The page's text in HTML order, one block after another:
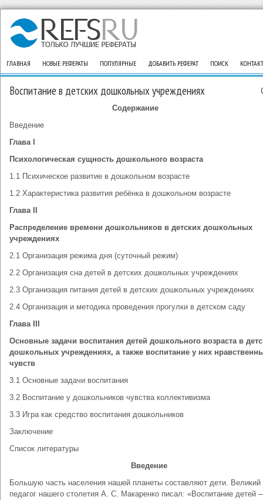
ГЛАВНАЯ НОВЫЕ РЕФЕРАТЫ ПОПУЛЯРНЫЕ ДОБАВИТЬ РЕФЕРАТ ПОИСК
Воспитание в детских дошкольных учреждениях
Содержание
Введение
Глава
Психологическая сущность дошкольного возраста
1.1 Психическое развитие в дошкольном возрасте
1.2 Характеристика развития ребёнка в дошкольном возрасте
Глава
Распределение времени дошкольников в детских дошкольных
учреждениях
2.1 Организация режима дня (суточный режим)
2.2 Организация сна детей в детских дошкольных учреждениях
2.3 Организация питания детей в детских дошкольных учреждениях
2.4 Организация и методика проведения прогулки в детском саду
Глава
Основные задачи воспитания детей дошкольного возраста в
дошкольных учреждениях, а также воспитание у них
чувств
3.1 Основные задачи воспитания
3.2 Воспитание у дошкольников чувства коллективизма
3.3 Игра как средство воспитания дошкольников
Заключение
Список литературы
Введение
Большую часть населения нашей планеты состав­ляют дети. Великий
педагог нашего столетия А. С. Ма­каренко писал: «Воспитание детей